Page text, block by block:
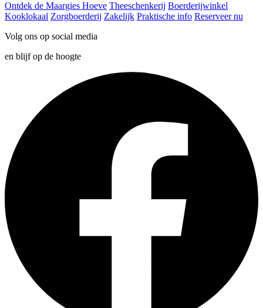
Ontdek de Maargies Hoeve Theeschenkerij Boerderijwinkel
Kooklokaal Zorgboerderij Zakelijk Praktische info Reserveer nu
Volg ons op social media
en blijf op de hoogte